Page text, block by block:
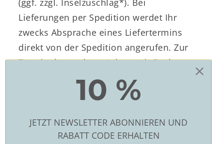
Lieferungen per Spedition werdet Ihr
zwecks Absprache eines Liefertermins
direkt von der Spedition angerufen. Zur
Terminabsprache möchten wir Euch
bitten, in jedem Fall eine Telefonnummer
zu hinterlassen. Bitte bedenkt, dass
die Lieferadresse mit dem LKW nicht gut
zu erreichen ist, sagt uns und der
10 %
JETZT NEWSLETTER ABONNIEREN UND
RABATT CODE ERHALTEN